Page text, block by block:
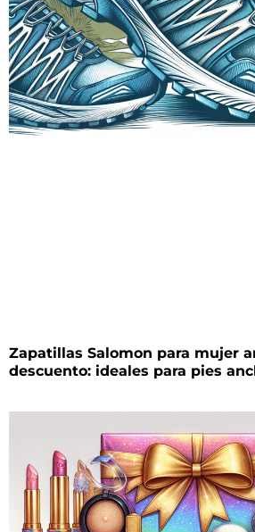
Zapatillas Salomon para mujer
descuento: ideales para pies